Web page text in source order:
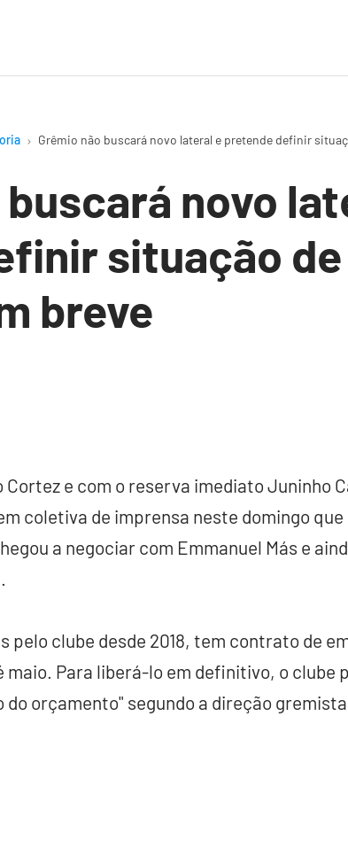
Grêmio não buscará novo lateral e pretende definir
novo
situação
breve
e com o reserva imediato Juninho
coletiva de imprensa neste domingo que
a negociar com Emmanuel Más e
pelo clube desde 2018, tem contrato de
Para liberá-lo em definitivo, o clube
do orçamento" segundo a direção